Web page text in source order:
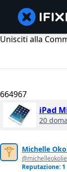
Unisciti alla
664967
iPad
20
Michelle
@michelleokolie
Reputazione: 1